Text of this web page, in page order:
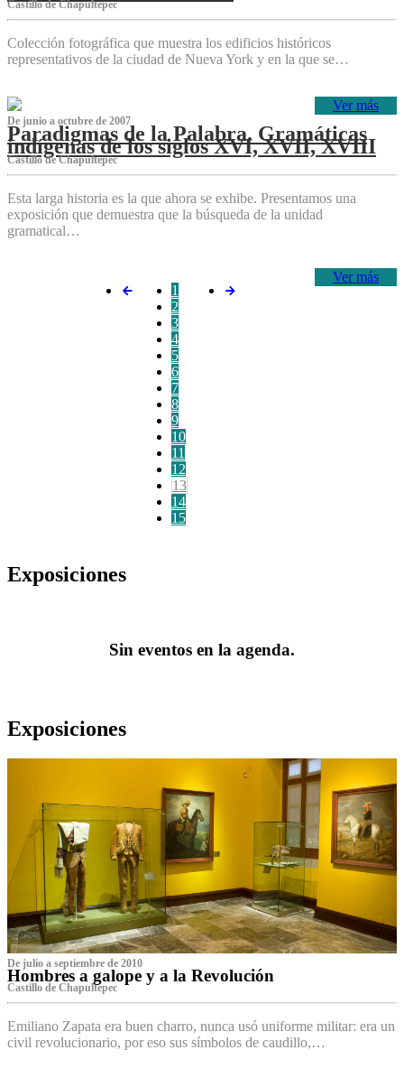
Castillo de Chapultepec
Colección fotográfica que muestra los edificios históricos
representativos de la ciudad de Nueva York y en la que se…
Ver más
De junio a octubre de 2007
Paradigmas de la Palabra. Gramáticas
indígenas de los siglos XVI, XVII, XVIII
Castillo de Chapultepec
Esta larga historia es la que ahora se exhibe. Presentamos una
exposición que demuestra que la búsqueda de la unidad
gramatical…
Ver más
1
2
3
4
5
6
7
8
9
10
11
12
13
14
15
Exposiciones
Sin eventos en la agenda.
Exposiciones
De julio a septiembre de 2010
Hombres a galope y a la Revolución
Castillo de Chapultepec
Emiliano Zapata era buen charro, nunca usó uniforme militar: era un
civil revolucionario, por eso sus símbolos de caudillo,…